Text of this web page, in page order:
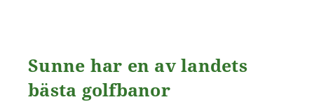
Sunne har en av landets
bästa golfbanor